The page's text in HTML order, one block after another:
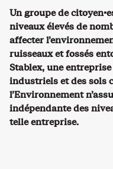
Un groupe de
niveaux élevés de
affecter
ruisseaux et fossés
Stablex, une
industriels et des sols
l’Environnement
indépendante des
telle entreprise.